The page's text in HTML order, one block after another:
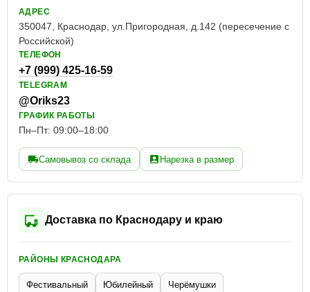
АДРЕС
350047, Краснодар, ул.Пригородная, д.142 (пересечение с
Российской)
ТЕЛЕФОН
+7 (999) 425-16-59
TELEGRAM
@Oriks23
ГРАФИК РАБОТЫ
Пн–Пт: 09:00–18:00
Самовывоз со склада Нарезка в размер
Доставка по Краснодару и краю
РАЙОНЫ КРАСНОДАРА
Фестивальный Юбилейный Черёмушки